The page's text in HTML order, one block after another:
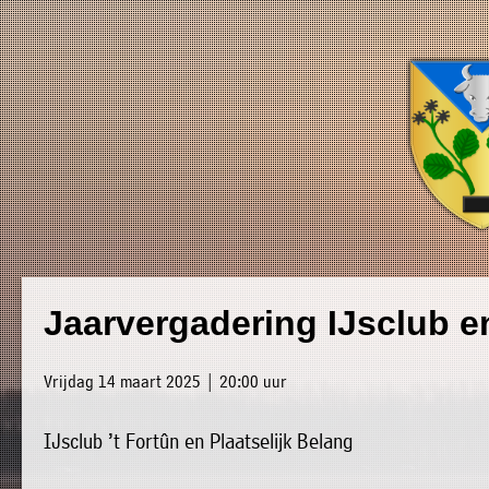
Jaarvergadering IJsclub
Vrijdag 14 maart 2025 | 20:00 uur
IJsclub ’t Fortûn en Plaatselijk Belang
»
Home
Luxwoude.net
website@luxwoude.net
Plaatselijk
belang
dit